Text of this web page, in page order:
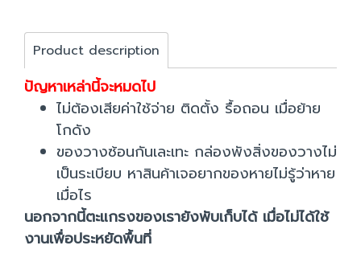
Product description
ปัญหาเหล่านี้จะหมดไป
ไม่ต้องเสียค่าใช้จ่าย ติดตั้ง รื้อถอน เมื่อย้าย
โกดัง
ของวางซ้อนกันเละเทะ กล่องพังสิ่งของวางไม่
เป็นระเบียบ หาสินค้าเจอยากของหายไม่รู้ว่าหาย
เมื่อไร
นอกจากนี้ตะแกรงของเรายังพับเก็บได้ เมื่อไม่ได้ใช้
งานเพื่อประหยัดพื้นที่